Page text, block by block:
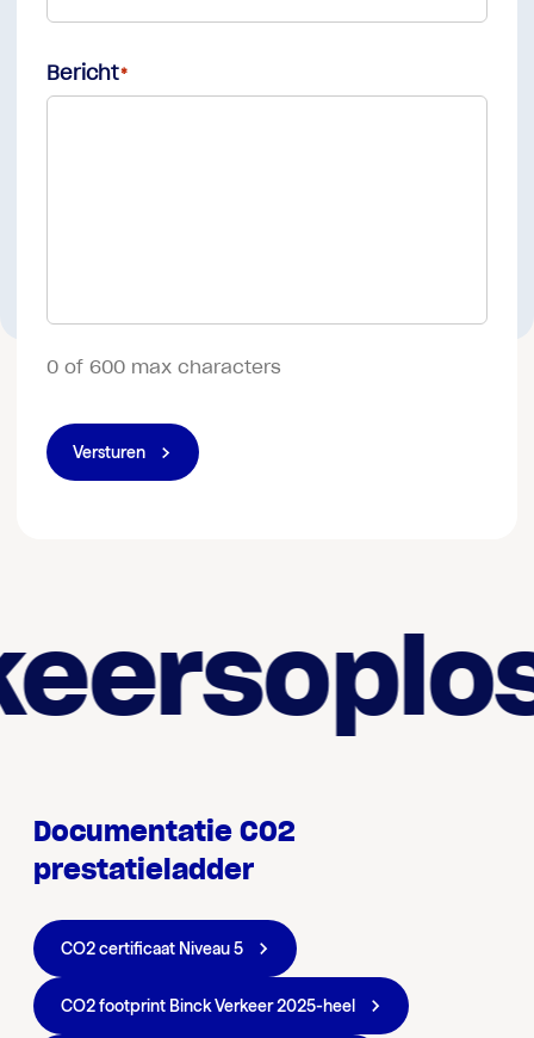
Bericht
0 of 600 max characters
Versturen
Documentatie CO2
prestatieladder
CO2 certificaat Niveau 5
CO2 footprint Binck Verkeer 2025-heel